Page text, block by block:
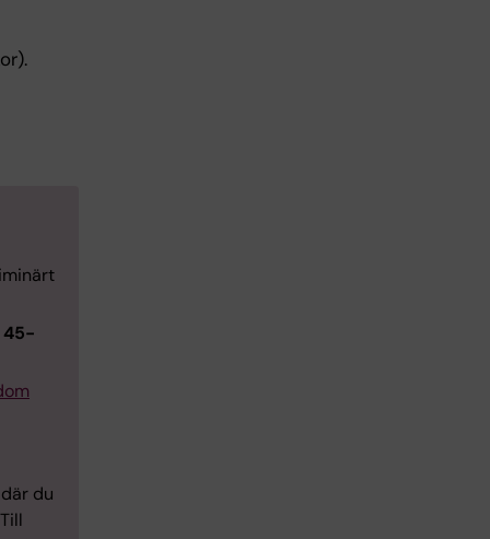
45-
du